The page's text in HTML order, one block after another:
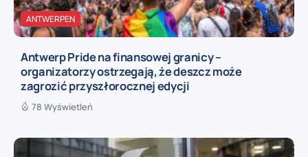
ANTWERPEN
Antwerp Pride na finansowej granicy –
organizatorzy ostrzegają, że deszcz może
zagrozić przyszłorocznej edycji
78 Wyświetleń